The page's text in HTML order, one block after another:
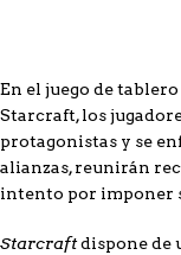
En el juego de
Starcraft, los
protagonistas y se
alianzas, reunirán
intento por imponer
Starcraftdispone de